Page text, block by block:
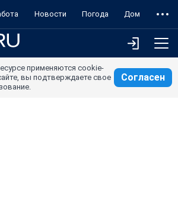
Новости Погода Дом
применяются cookie-
вы подтверждаете свое
Согласен